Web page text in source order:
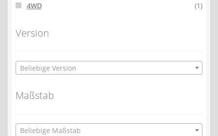
4WD (1)
Version
Beliebige Version
Maßstab
Beliebige Maßstab